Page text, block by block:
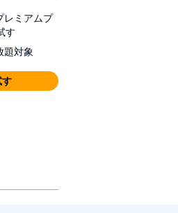
レミアムプ
す
題対象
す